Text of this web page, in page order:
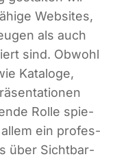
Web­sites,
als auch
sind. Obwohl
Kata­lo­ge,
Rol­le spie­
ein pro­fes­
über Sicht­bar­